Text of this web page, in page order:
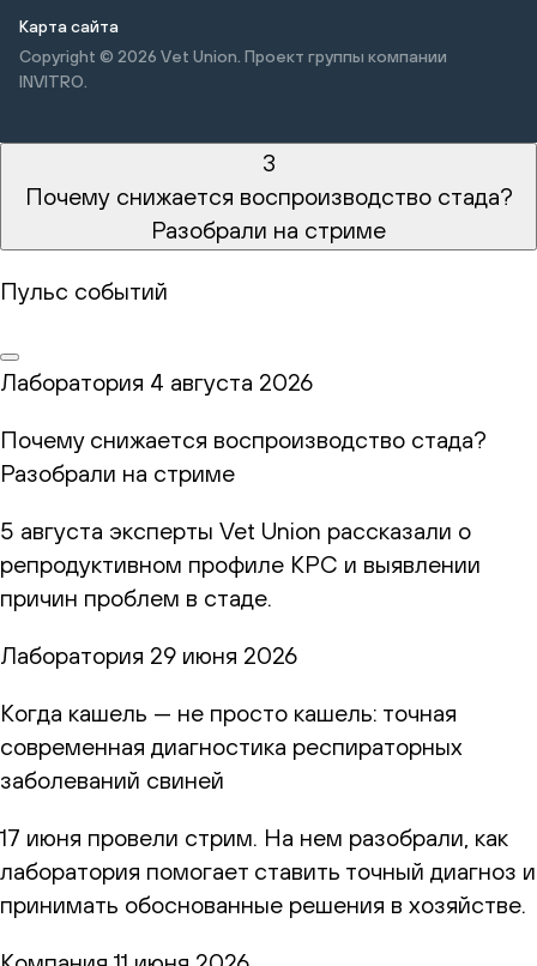
Карта сайта
Copyright © 2026 Vet Union. Проект группы компании
INVITRO.
3
Почему снижается воспроизводство стада?
Разобрали на стриме
Пульс событий
Лаборатория 4 августа 2026
Почему снижается воспроизводство стада?
Разобрали на стриме
5 августа эксперты Vet Union рассказали о
репродуктивном профиле КРС и выявлении
причин проблем в стаде.
Лаборатория 29 июня 2026
Когда кашель — не просто кашель: точная
современная диагностика респираторных
заболеваний свиней
17 июня провели стрим. На нем разобрали, как
лаборатория помогает ставить точный диагноз и
принимать обоснованные решения в хозяйстве.